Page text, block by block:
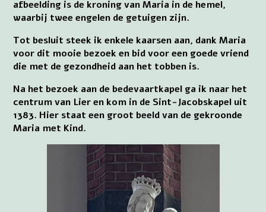
afbeelding is de kroning van Maria in de hemel,
waarbij twee engelen de getuigen zijn.
Tot besluit steek ik enkele kaarsen aan, dank Maria
voor dit mooie bezoek en bid voor een goede vriend
die met de gezondheid aan het tobben is.
Na het bezoek aan de bedevaartkapel ga ik naar het
centrum van Lier en kom in de Sint-Jacobskapel uit
1383. Hier staat een groot beeld van de gekroonde
Maria met Kind.